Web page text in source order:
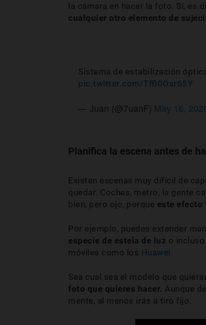
la cámara en hacer la foto. Sí, es
cualquier otro elemento de
Sistema de estabilización
pic.twitter.com/TfB0Osr65Y
— Juan (@7uanF) May 16,
Planifica la escena antes de
Existen escenas muy difícil de
quedar. Coches, metro, la gente
bien, pero ojo, porque este efecto
Por ejemplo, puedes extender
especie de estela de luz o
móviles como los Huawei .
Sea cual sea el modelo que
foto que quieres hacer. Aunque
mente, al menos irás a tiro fijo.